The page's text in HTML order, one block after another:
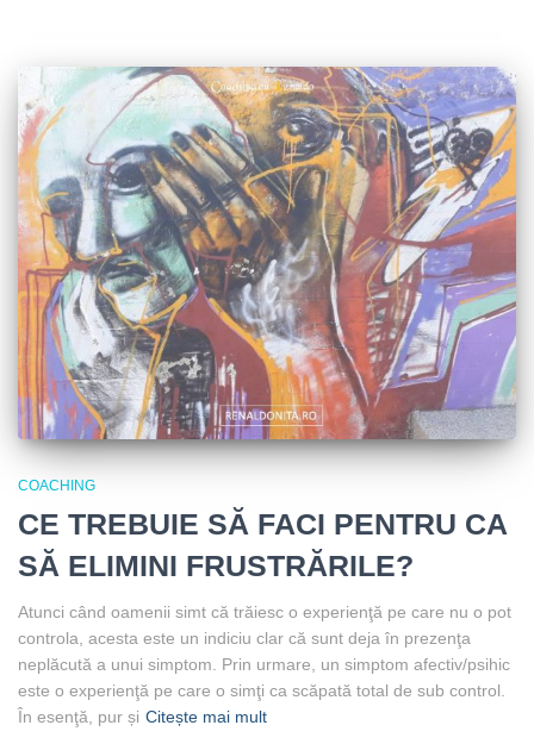
COACHING
CE TREBUIE SĂ FACI PENTRU CA
SĂ ELIMINI FRUSTRĂRILE?
Atunci când oamenii simt că trăiesc o experienţă pe care nu o pot
controla, acesta este un indiciu clar că sunt deja în prezenţa
neplăcută a unui simptom. Prin urmare, un simptom afectiv/psihic
este o experienţă pe care o simţi ca scăpată total de sub control.
În esenţă, pur și Citește mai mult